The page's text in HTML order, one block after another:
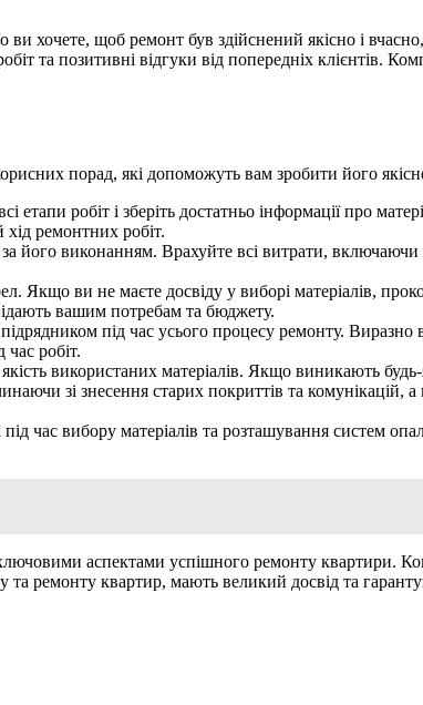
хочете, щоб ремонт був здійснений якісно і
та позитивні відгуки від попередніх клієнтів.
порад, які допоможуть вам зробити його
робіт і зберіть достатньо інформації про
ремонтних робіт.
його виконанням. Врахуйте всі витрати,
Якщо ви не маєте досвіду у виборі матеріалів,
вашим потребам та бюджету.
під час усього процесу ремонту.
робіт.
використаних матеріалів. Якщо виникають
зі знесення старих покриттів та
час вибору матеріалів та розташування систем
аспектами успішного ремонту квартири.
ремонту квартир, мають великий досвід та